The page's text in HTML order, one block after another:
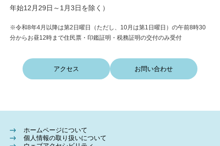
年始12月29日～1月3日を除く）
※令和8年4月以降は第2日曜日（ただし、10月は第1日曜日）の午前8時30
分からお昼12時まで住民票・印鑑証明・税務証明の交付のみ受付
アクセス お問い合わせ
ホームページについて
個人情報の取り扱いについて